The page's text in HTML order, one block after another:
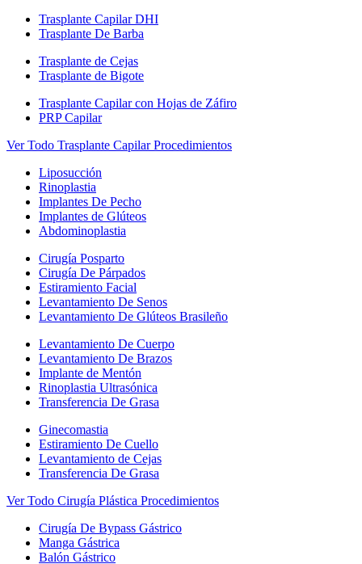
Trasplante Capilar DHI
Trasplante De Barba
Trasplante de Cejas
Trasplante de Bigote
Trasplante Capilar con Hojas de Záfiro
PRP Capilar
Ver Todo Trasplante Capilar Procedimientos
Liposucción
Rinoplastia
Implantes De Pecho
Implantes de Glúteos
Abdominoplastia
Cirugía Posparto
Cirugía De Párpados
Estiramiento Facial
Levantamiento De Senos
Levantamiento De Glúteos Brasileño
Levantamiento De Cuerpo
Levantamiento De Brazos
Implante de Mentón
Rinoplastia Ultrasónica
Transferencia De Grasa
Ginecomastia
Estiramiento De Cuello
Levantamiento de Cejas
Transferencia De Grasa
Ver Todo Cirugía Plástica Procedimientos
Cirugía De Bypass Gástrico
Manga Gástrica
Balón Gástrico